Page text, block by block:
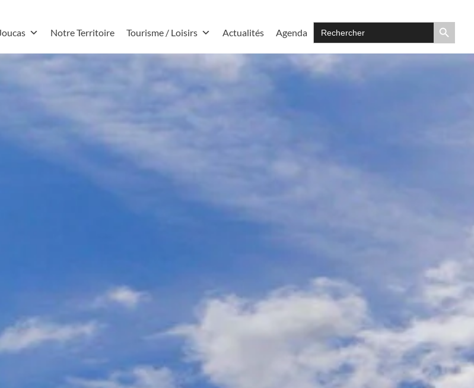
Notre Territoire Tourisme / Loisirs Actualités Agenda
Search
for:
Search Button
d'Art
Découvrir